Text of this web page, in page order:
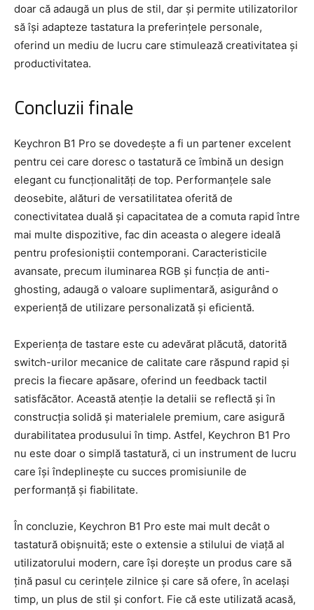
doar că adaugă un plus de stil, dar și permite utilizatorilor
să își adapteze tastatura la preferințele personale,
oferind un mediu de lucru care stimulează creativitatea și
productivitatea.
Concluzii finale
Keychron B1 Pro se dovedește a fi un partener excelent
pentru cei care doresc o tastatură ce îmbină un design
elegant cu funcționalități de top. Performanțele sale
deosebite, alături de versatilitatea oferită de
conectivitatea duală și capacitatea de a comuta rapid între
mai multe dispozitive, fac din aceasta o alegere ideală
pentru profesioniștii contemporani. Caracteristicile
avansate, precum iluminarea RGB și funcția de anti-
ghosting, adaugă o valoare suplimentară, asigurând o
experiență de utilizare personalizată și eficientă.
Experiența de tastare este cu adevărat plăcută, datorită
switch-urilor mecanice de calitate care răspund rapid și
precis la fiecare apăsare, oferind un feedback tactil
satisfăcător. Această atenție la detalii se reflectă și în
construcția solidă și materialele premium, care asigură
durabilitatea produsului în timp. Astfel, Keychron B1 Pro
nu este doar o simplă tastatură, ci un instrument de lucru
care își îndeplinește cu succes promisiunile de
performanță și fiabilitate.
În concluzie, Keychron B1 Pro este mai mult decât o
tastatură obișnuită; este o extensie a stilului de viață al
utilizatorului modern, care își dorește un produs care să
țină pasul cu cerințele zilnice și care să ofere, în același
timp, un plus de stil și confort. Fie că este utilizată acasă,